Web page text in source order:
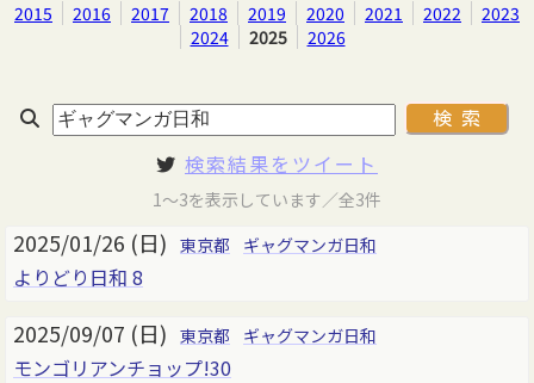
2015 2016 2017 2018 2019 2020 2021 2022
2023
2024
2025 2026
検索結果をツイート
1～3を表示しています／全3件
2025/01/26 (日) 東京都 ギャグマンガ日和
よりどり日和 8
2025/09/07 (日) 東京都 ギャグマンガ日和
モンゴリアンチョップ!30